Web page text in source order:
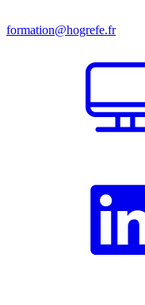
formation@hogrefe.fr